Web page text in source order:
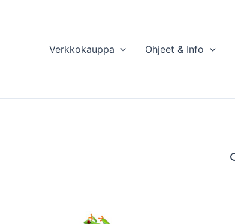
Verkkokauppa Ohjeet & Info